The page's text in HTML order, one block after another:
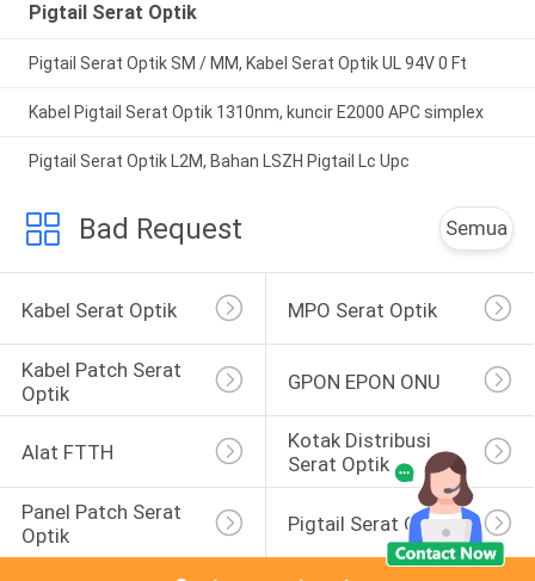
Pigtail Serat Optik
Pigtail Serat Optik SM / MM, Kabel Serat Optik UL 94V 0 Ft
Kabel Pigtail Serat Optik 1310nm, kuncir E2000 APC simplex
Pigtail Serat Optik L2M, Bahan LSZH Pigtail Lc Upc
Bad Request Semua
Kabel Serat Optik MPO Serat Optik
Kabel Patch Serat
Optik
GPON EPON ONU
Alat FTTH
Kotak Distribusi
Serat Optik
Panel Patch Serat
Optik
Pigtail Serat Optik